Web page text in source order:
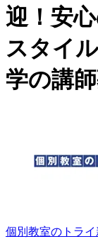
迎！安
スタイ
学の講
個別教室のトライ